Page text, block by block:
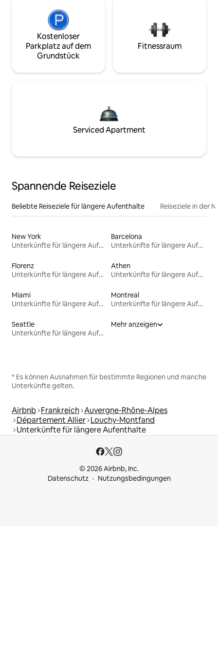
Kostenloser
Parkplatz auf dem
Grundstück
Fitnessraum
Serviced Apartment
Spannende Reiseziele
Beliebte Reiseziele für längere Aufenthalte Reiseziele in der
New York
Unterkünfte für längere Aufenthalte
Barcelona
Unterkünfte für längere Aufenthalte
Florenz
Unterkünfte für längere Aufenthalte
Athen
Unterkünfte für längere Aufenthalte
Miami
Unterkünfte für längere Aufenthalte
Montreal
Unterkünfte für längere Aufenthalte
Seattle
Unterkünfte für längere Aufenthalte
Mehr anzeigen
* Es können Ausnahmen für bestimmte Regionen und manche
Unterkünfte gelten.
Airbnb Frankreich Auvergne-Rhône-Alpes
Département Allier Louchy-Montfand
Unterkünfte für längere Aufenthalte
© 2026 Airbnb, Inc.
Datenschutz
Nutzungsbedingungen